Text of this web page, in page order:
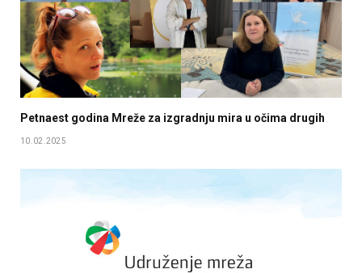
Petnaest godina Mreže za izgradnju mira u očima drugih
10.02.2025